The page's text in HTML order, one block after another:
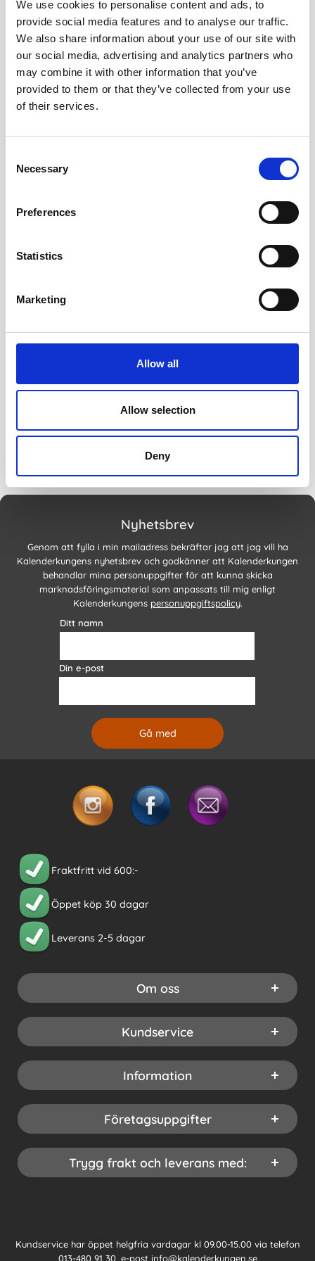
We use cookies to personalise content and ads, to
provide social media features and to analyse our traffic.
We also share information about your use of our site with
our social media, advertising and analytics partners who
may combine it with other information that you’ve
provided to them or that they’ve collected from your use
of their services.
Selection
Necessary
Preferences
Statistics
Marketing
Allow all
Allow selection
Deny
Köp
Köp
Nyhetsbrev
Genom att fylla i min mailadress bekräftar jag att jag vill ha
Kalenderkungens nyhetsbrev och godkänner att Kalenderkungen
behandlar mina personuppgifter för att kunna skicka
marknadsföringsmaterial som anpassats till mig enligt
Kalenderkungens personuppgiftspolicy.
Ditt namn
Din e-post
Fraktfritt vid 600:-
Öppet köp 30 dagar
Leverans 2-5 dagar
Om oss
Kundservice
Information
Företagsuppgifter
Trygg frakt och leverans med:
Kundservice har öppet helgfria vardagar kl 09.00-15.00 via telefon
013-480 91 30, e-post info@kalenderkungen.se